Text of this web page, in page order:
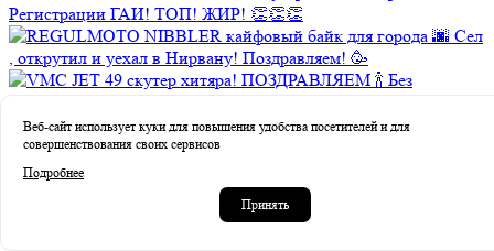
Веб-сайт использует куки для повышения удобства посетителей и для
совершенствования своих сервисов
Подробнее
Принять